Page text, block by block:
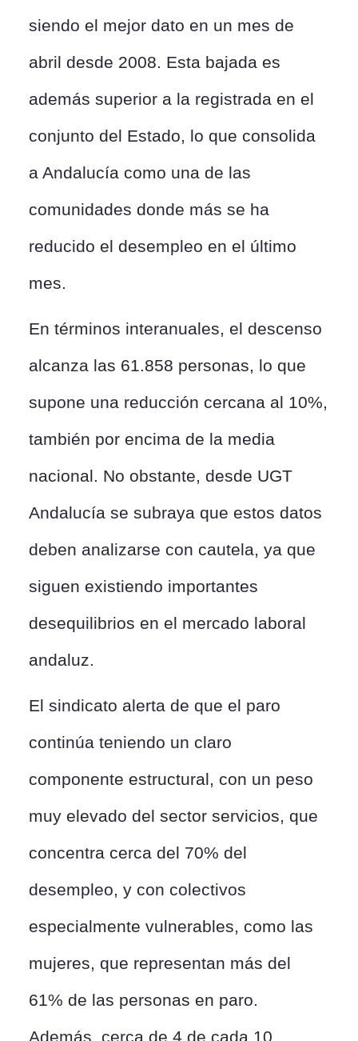
siendo el mejor dato en un mes de
abril desde 2008. Esta bajada es
además superior a la registrada en el
conjunto del Estado, lo que consolida
a Andalucía como una de las
comunidades donde más se ha
reducido el desempleo en el último
mes.
En términos interanuales, el descenso
alcanza las 61.858 personas, lo que
supone una reducción cercana al 10%,
también por encima de la media
nacional. No obstante, desde UGT
Andalucía se subraya que estos datos
deben analizarse con cautela, ya que
siguen existiendo importantes
desequilibrios en el mercado laboral
andaluz.
El sindicato alerta de que el paro
continúa teniendo un claro
componente estructural, con un peso
muy elevado del sector servicios, que
concentra cerca del 70% del
desempleo, y con colectivos
especialmente vulnerables, como las
mujeres, que representan más del
61% de las personas en paro.
Además, cerca de 4 de cada 10